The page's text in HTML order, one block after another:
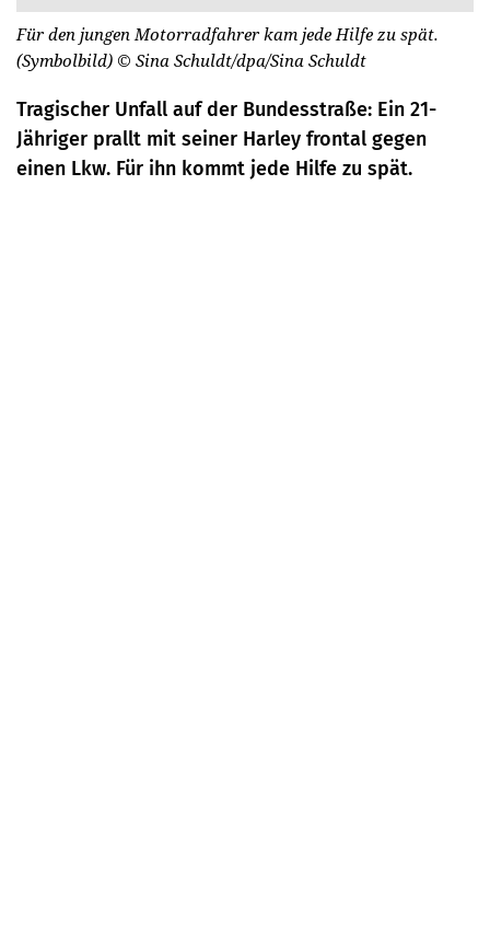
Für den jungen Motorradfahrer kam jede Hilfe zu spät.
(Symbolbild) © Sina Schuldt/dpa/Sina Schuldt
Tragischer Unfall auf der Bundesstraße: Ein 21-
Jähriger prallt mit seiner Harley frontal gegen
einen Lkw. Für ihn kommt jede Hilfe zu spät.